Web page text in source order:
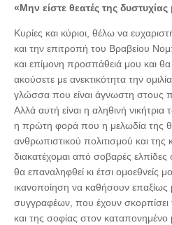
«Μην είστε θεατές της δυστυχίας
Κυρίες και κύριοι, θέλω να
και την επιτροπή του Βραβείου
και επίμονη προσπάθειά μου και
ακούσετε με ανεκτικότητα την
γλώσσα που είναι άγνωστη στους
Αλλά αυτή είναι η αληθινή νικήτρια
η πρώτη φορά που η μελωδία της
ανθρωπιστικού πολιτισμού και
διακατέχομαι από σοβαρές ελπίδες
θα επαναληφθεί κι έτσι ομοεθνείς
ικανοποίηση να καθήσουν
συγγραφέων, που έχουν
και της σοφίας στον